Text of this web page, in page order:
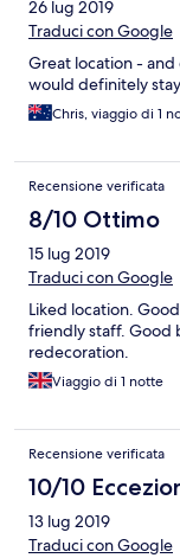
26 lug 2019
Traduci con Google
Great location -
would definitely
Chris, viaggio di 1
Recensione verificata
8/10 Ottimo
15 lug 2019
Traduci con Google
Liked location.
friendly staff. Good
redecoration.
Viaggio di 1 notte
Recensione verificata
10/10
13 lug 2019
Traduci con Google